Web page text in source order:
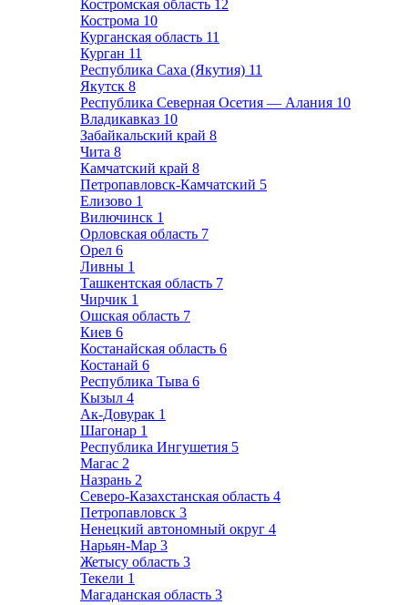
Костромская область 12
Кострома 10
Курганская область 11
Курган 11
Республика Саха (Якутия) 11
Якутск 8
Республика Северная Осетия — Алания 10
Владикавказ 10
Забайкальский край 8
Чита 8
Камчатский край 8
Петропавловск-Камчатский 5
Елизово 1
Вилючинск 1
Орловская область 7
Орел 6
Ливны 1
Ташкентская область 7
Чирчик 1
Ошская область 7
Киев 6
Костанайская область 6
Костанай 6
Республика Тыва 6
Кызыл 4
Ак-Довурак 1
Шагонар 1
Республика Ингушетия 5
Магас 2
Назрань 2
Северо-Казахстанская область 4
Петропавловск 3
Ненецкий автономный округ 4
Нарьян-Мар 3
Жетысу область 3
Текели 1
Магаданская область 3